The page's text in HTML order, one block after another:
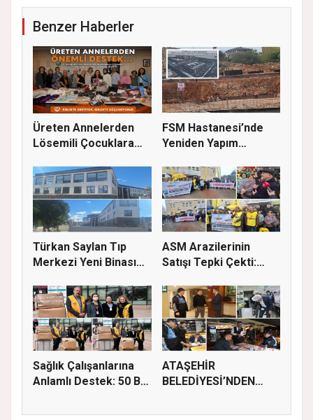
Benzer Haberler
Üreten Annelerden
Lösemili Çocuklara
FSM Hastanesi’nde
Yeniden Yapım
Türkan Saylan Tıp
Merkezi Yeni Binası
ASM Arazilerinin
Satışı Tepki Çekti:
Sağlık Çalışanlarına
Anlamlı Destek: 50 Bin
ATAŞEHİR
BELEDİYESİ’NDEN
İÇİN...